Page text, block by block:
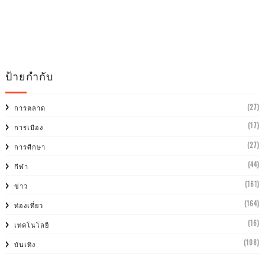
ป้ายกำกับ
การตลาด (27)
การเมือง (17)
การศีกษา (27)
กีฬา (44)
ข่าว (161)
ท่องเที่ยว (164)
เทคโนโลยี (16)
บันเทิง (108)